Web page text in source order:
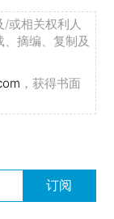
造成5名老人死亡，官方披露火灾细节：一起放火案件，楼层住着28名老人，单位没组织疏散，更没有人员进入房间施救
录
前的状态
或相关权利人
摘编、复制及
，获得书面
订阅